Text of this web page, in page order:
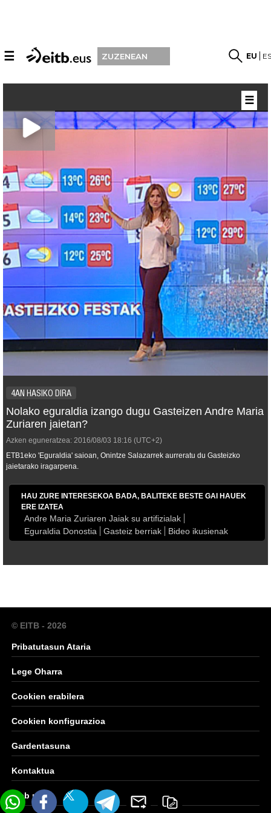
☰ ZUZENEAN EU
4AN HASIKO DIRA
Nolako eguraldia izango dugu Gasteizen Andre Maria
Zuriaren jaietan?
Azken eguneratzea: 2016/08/03 18:16 (UTC+2)
ETB1eko 'Eguraldia' saioan, Onintze Salazarrek aurreratu du Gasteizko
jaietarako iragarpena.
HAU ZURE INTERESEKOA BADA, BALITEKE BESTE GAI HAUEK
ERE IZATEA
Andre Maria Zuriaren Jaiak su artifizialak
Eguraldia Donostia
Gasteiz berriak Bideo ikusienak
☰
© EITB - 2026
Pribatutasun Ataria
Lege Oharra
Cookien erabilera
Cookien konfigurazioa
Gardentasuna
Kontaktua
Web mapa